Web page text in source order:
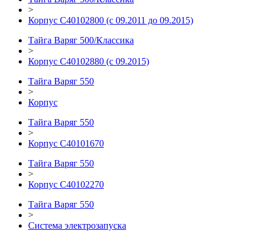
>
Корпус С40102800 (с 09.2011 до 09.2015)
Тайга Варяг 500/Классика
>
Корпус С40102880 (с 09.2015)
Тайга Варяг 550
>
Корпус
Тайга Варяг 550
>
Корпус С40101670
Тайга Варяг 550
>
Корпус С40102270
Тайга Варяг 550
>
Система электрозапуска